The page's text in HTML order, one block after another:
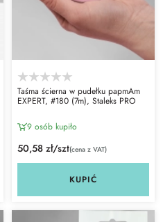
Taśma ścierna w pudełku papmAm
EXPERT, #180 (7m), Staleks PRO
9 osób kupiło
50,58 zł/szt(cena z VAT)
KUPIĆ